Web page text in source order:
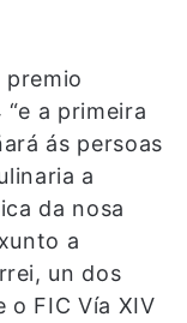
premio
a primeira
ás persoas
a
da nosa
a
un dos
o FIC Vía XIV